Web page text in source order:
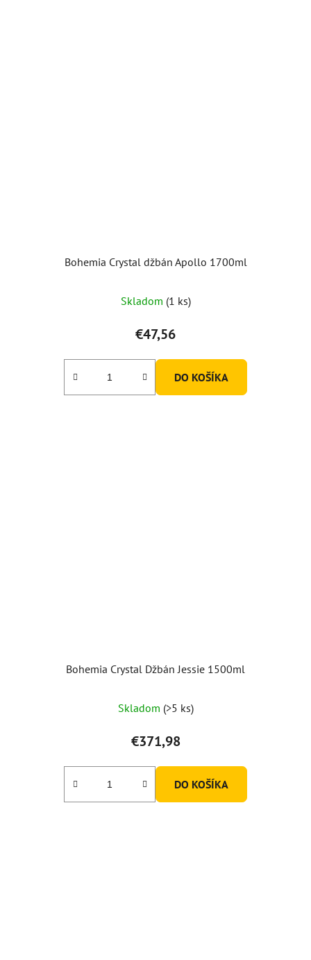
Bohemia Crystal džbán Apollo 1700ml
Skladom (1 ks)
€47,56
DO KOŠÍKA
Bohemia Crystal Džbán Jessie 1500ml
Skladom (>5 ks)
€371,98
DO KOŠÍKA